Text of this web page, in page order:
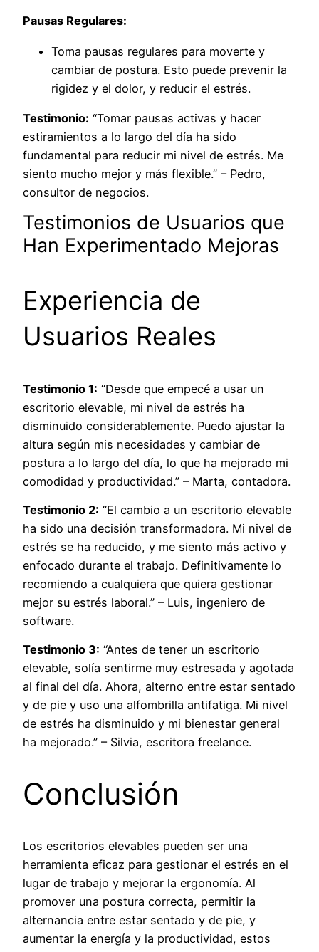
Pausas Regulares:
Toma pausas regulares para moverte y
cambiar de postura. Esto puede prevenir la
rigidez y el dolor, y reducir el estrés.
Testimonio: “Tomar pausas activas y hacer
estiramientos a lo largo del día ha sido
fundamental para reducir mi nivel de estrés. Me
siento mucho mejor y más flexible.” – Pedro,
consultor de negocios.
Testimonios de Usuarios que
Han Experimentado Mejoras
Experiencia de
Usuarios Reales
Testimonio 1: “Desde que empecé a usar un
escritorio elevable, mi nivel de estrés ha
disminuido considerablemente. Puedo ajustar la
altura según mis necesidades y cambiar de
postura a lo largo del día, lo que ha mejorado mi
comodidad y productividad.” – Marta, contadora.
Testimonio 2: “El cambio a un escritorio elevable
ha sido una decisión transformadora. Mi nivel de
estrés se ha reducido, y me siento más activo y
enfocado durante el trabajo. Definitivamente lo
recomiendo a cualquiera que quiera gestionar
mejor su estrés laboral.” – Luis, ingeniero de
software.
Testimonio 3: “Antes de tener un escritorio
elevable, solía sentirme muy estresada y agotada
al final del día. Ahora, alterno entre estar sentado
y de pie y uso una alfombrilla antifatiga. Mi nivel
de estrés ha disminuido y mi bienestar general
ha mejorado.” – Silvia, escritora freelance.
Conclusión
Los escritorios elevables pueden ser una
herramienta eficaz para gestionar el estrés en el
lugar de trabajo y mejorar la ergonomía. Al
promover una postura correcta, permitir la
alternancia entre estar sentado y de pie, y
aumentar la energía y la productividad, estos